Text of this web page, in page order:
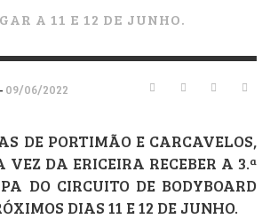
A 11 E 12 DE JUNHO.
09/06/2022
DE PORTIMÃO E CARCAVELOS,
VEZ DA ERICEIRA RECEBER A 3.ª
DO CIRCUITO DE BODYBOARD
DIAS 11 E 12 DE JUNHO.